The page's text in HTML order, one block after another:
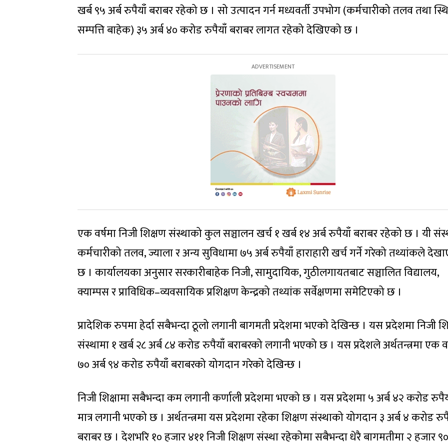
खर्ब ९५ अर्ब रुपैयाँ बराबर रहेको छ । सो उत्पादन गर्न मध्यवर्ती उपभोग (कर्मचारीको तलव तथा
सम्पत्ति बाहेक) ३५ अर्ब ४० करोड रुपैयाँ बराबर लागत रहेको देखिएको छ ।
एक वर्षमा निजी शिक्षण संस्थाको कुल सञ्चालन खर्च १ खर्ब १४ अर्ब रुपैयाँ बराबर रहेको छ । यी
कर्मचारीको तलव, ज्याला र अन्य सुविधामा ७५ अर्ब रुपैयाँ हाराहारी खर्च गर्ने गरेको तथ्यांकले
छ । कार्यालयका अनुसार सरकारीबाहेक निजी, सामुदायिक, गुठीलगायतबाट सञ्चालित विद्यालय,
क्याम्पस र प्राविधिक–व्यवसायिक प्रशिक्षण केन्द्रको तथ्यांक सर्वेक्षणमा समेटिएको छ ।
प्रादेशिक रुपमा हेर्दा सबैभन्दा ठूलो लगानी बागमती प्रदेशमा भएको देखिन्छ । यस प्रदेशमा निजी
संस्थामा १ खर्ब २८ अर्ब ८४ करोड रुपैयाँ बराबरको लगानी भएको छ । यस प्रदेशले अर्थतन्त्रमा एक
७० अर्ब ९४ करोड रुपैयाँ बराबरको योगदान गरेको देखिन्छ ।
निजी शिक्षामा सबैभन्दा कम लगानी कर्णाली प्रदेशमा भएको छ । यस प्रदेशमा ५ अर्ब ४२ करोड
मात्र लगानी भएको छ । अर्थतन्त्रमा यस प्रदेशमा रहेका शिक्षण संस्थाको योगदान ३ अर्ब ४ करोड
बराबर छ । देशभरि १० हजार ४११ निजी शिक्षण संस्था रहेकोमा सबैभन्दा धेरै बागमतीमा २ हजार